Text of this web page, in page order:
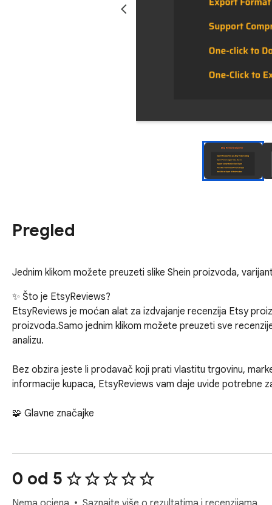
Pregled
Jednim klikom možete preuzeti slike Shein proizvoda,
✨ Što je EtsyReviews?
EtsyReviews je moćan alat za izdvajanje recenzija Etsy
proizvoda.Samo jednim klikom možete preuzeti sve
analizu.
Bez obzira jeste li prodavač koji prati vlastitu trgovinu,
informacije kupaca, EtsyReviews vam daje uvide potrebne
🧩 Glavne značajke
● Automatski izdvaja sve recenzije s bilo kojeg Etsy popisa
● Preuzmite komentare, ocjene, slike i varijacije.
● Izvezite recenzije s pojedinačnih artikala i cijelih trgovina.
● Sortirajte recenzije prema Preporučeno, Najnovije, Autor,
0 od 5